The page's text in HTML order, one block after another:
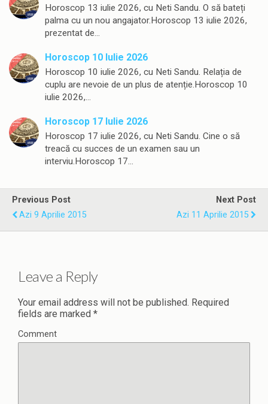
Horoscop 13 iulie 2026, cu Neti Sandu. O să bateți
palma cu un nou angajator.Horoscop 13 iulie 2026,
prezentat de…
Horoscop 10 Iulie 2026
Horoscop 10 iulie 2026, cu Neti Sandu. Relația de
cuplu are nevoie de un plus de atenție.Horoscop 10
iulie 2026,…
Horoscop 17 Iulie 2026
Horoscop 17 iulie 2026, cu Neti Sandu. Cine o să
treacă cu succes de un examen sau un
interviu.Horoscop 17…
Previous Post
Azi 9 Aprilie 2015
Next Post
Azi 11 Aprilie 2015
Leave a Reply
Your email address will not be published. Required
fields are marked *
Comment